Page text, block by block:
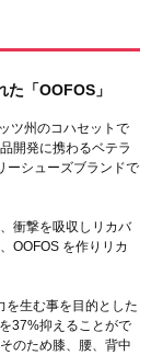
「OOFOS」
ツ州のコハセットで
開発に携わるベテラ
ーシューズブランドで
衝撃を吸収しリカバ
OOFOS を作りリカ
を生む事を目的とした
37%抑えることがで
のため膝、腰、背中